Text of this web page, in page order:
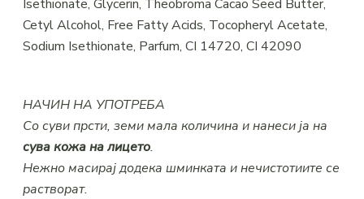
Isethionate, Glycerin, Theobroma Cacao Seed Butter,
Cetyl Alcohol, Free Fatty Acids, Tocopheryl Acetate,
Sodium Isethionate, Parfum, CI 14720, CI 42090
НАЧИН НА УПОТРЕБА
Со суви прсти, земи мала количина и нанеси ја на
сува кожа на лицето.
Нежно масирај додека шминката и нечистотиите се
растворат.